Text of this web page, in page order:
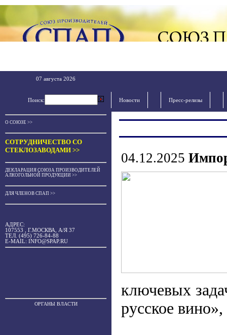
07 августа 2026
Поиск: Новости Пресс-релизы
О СОЮЗЕ >>
СОТРУДНИЧЕСТВО СО
СТЕКЛОЗАВОДАМИ >>
ДЕКЛАРАЦИЯ СОЮЗА ПРОИЗВОДИТЕЛЕЙ
АЛКОГОЛЬНОЙ ПРОДУКЦИИ >>
ДЛЯ ЧЛЕНОВ СПАП >>
АДРЕС:
107553 , Г.МОСКВА, А/Я 37
ТЕЛ. (495) 726-84-88
E-MAIL: INFO@SPAP.RU
ОРГАНЫ ВЛАСТИ
04.12.2025
ключевых
русское